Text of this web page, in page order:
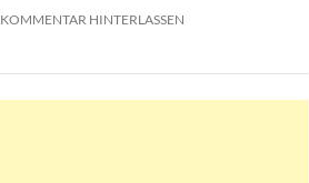
KOMMENTAR HINTERLASSEN